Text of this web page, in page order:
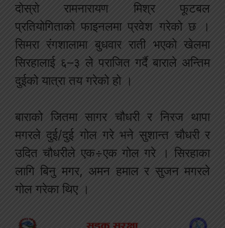
दोस्रो रामनारायण मिश्र फूटबल
प्रतियोगिताको फाइनलमा प्रवेश गरेको छ ।
सिमरा रंगशालामा बुधवार राती भएको खेलमा
सिरहालाई ६–३ ले पराजित गर्दै बाराले अन्तिम
दुईको यात्रा तय गरेको हो ।
बाराको जितमा सागर चौधरी र निरज थापा
मगरले दुई/दुई गोल गरे भने सुशान्त चौधरी र
उदित चौधरीले एक÷एक गोल गरे । सिरहाका
लागि बिनु मगर, अमन हमाल र सुजन मगरले
गोल गरेका थिए ।